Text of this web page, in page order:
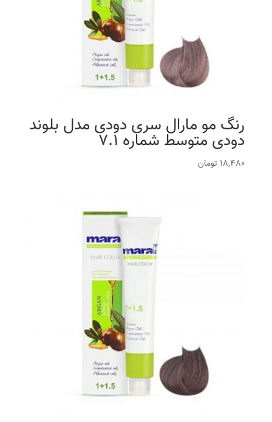
رنگ مو مارال سری دودی مدل بلوند
دودی متوسط شماره 7.1
18,480 تومان